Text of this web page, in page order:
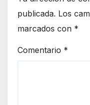
publicada. Los
marcados con *
Comentario *